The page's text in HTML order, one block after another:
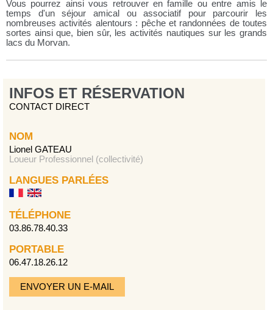
Vous pourrez ainsi vous retrouver en famille ou entre amis le
temps d'un séjour amical ou associatif pour parcourir les
nombreuses activités alentours : pêche et randonnées de toutes
sortes ainsi que, bien sûr, les activités nautiques sur les grands
lacs du Morvan.
INFOS ET RÉSERVATION
CONTACT DIRECT
NOM
Lionel GATEAU
Loueur Professionnel (collectivité)
LANGUES PARLÉES
TÉLÉPHONE
03.86.78.40.33
PORTABLE
06.47.18.26.12
ENVOYER UN E-MAIL